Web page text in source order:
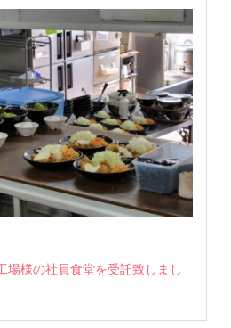
場様の社員食堂を受託致しまし